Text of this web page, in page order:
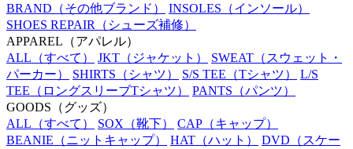
BRAND （その他ブランド） INSOLES （インソール）
SHOES REPAIR （シューズ補修）
APPAREL （アパレル）
ALL （すべて） JKT （ジャケット） SWEAT （スウェット・
パーカー）
SHIRTS （シャツ） S/S TEE （Tシャツ）
L/S
TEE （ロングスリーブTシャツ） PANTS （パンツ）
GOODS （グッズ）
ALL （すべて） SOX （靴下） CAP （キャップ）
BEANIE （ニットキャップ） HAT （ハット） DVD （スケー